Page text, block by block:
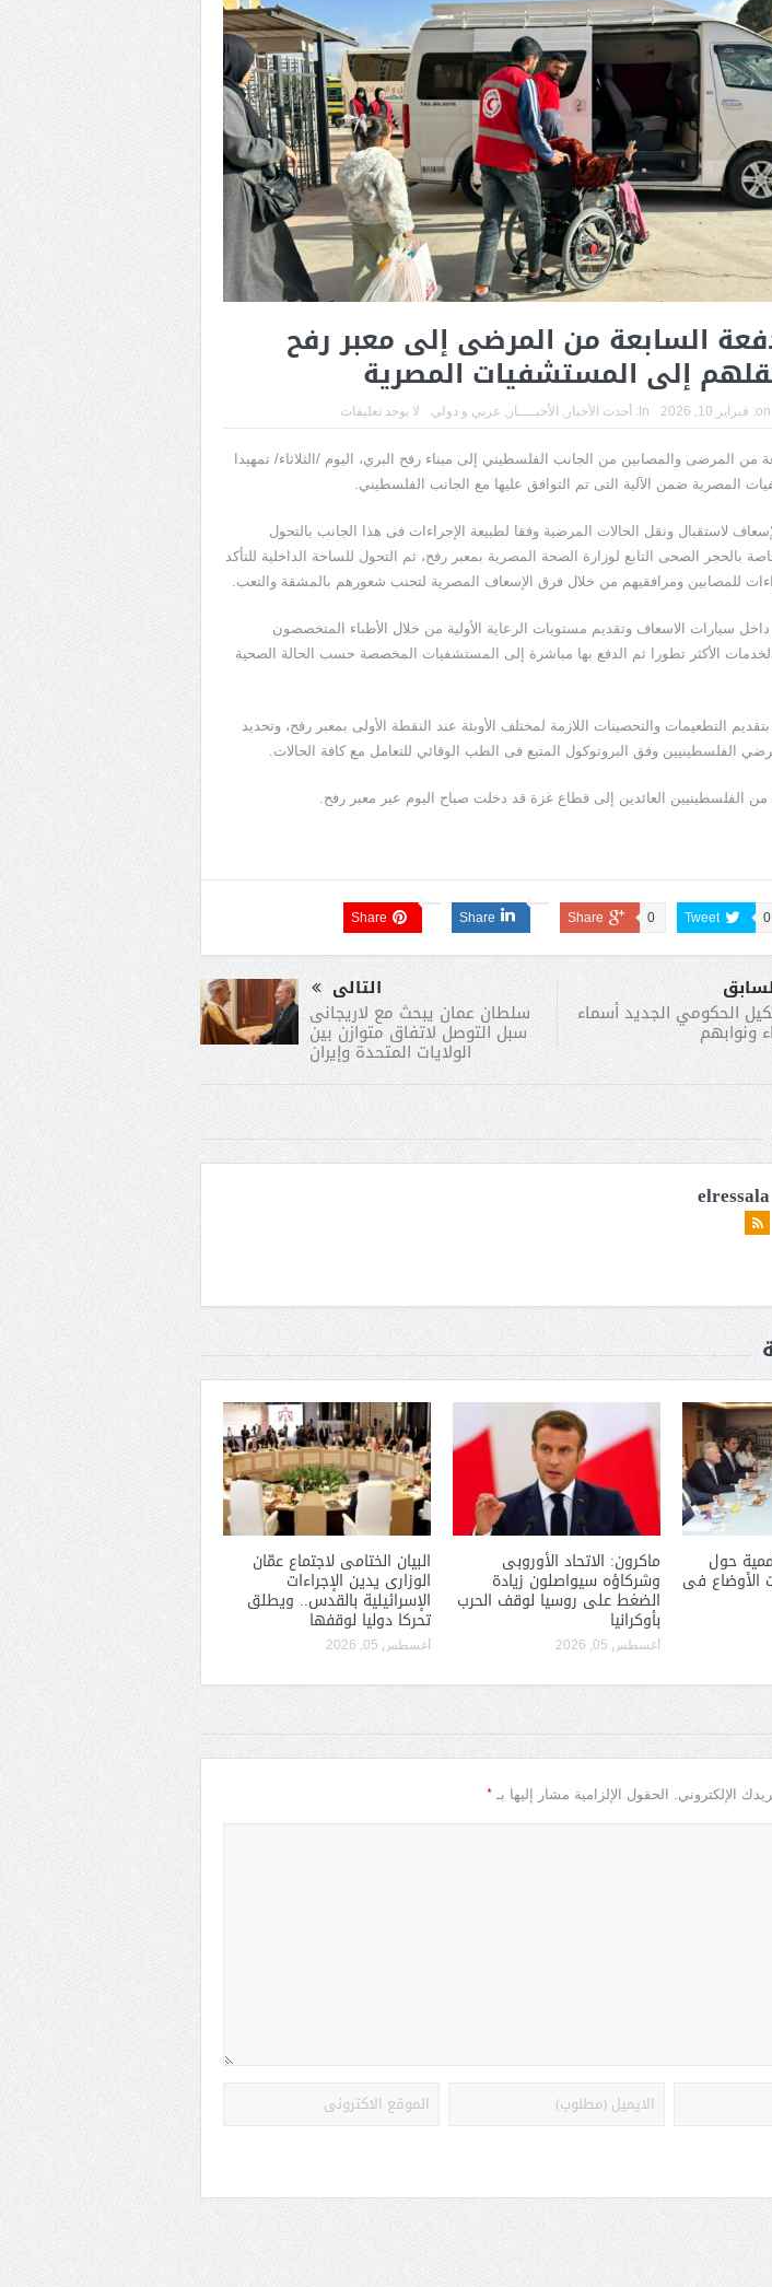
السابعة من المرضى إلى معبر رفح
إلى المستشفيات المصرية
on: فبراير 10, 2026 In: أحدث الأخبار الأخبــــار عربي و دولي لا يوجد تعليقات
من المرضى والمصابين من الجانب الفلسطيني إلى ميناء رفح البري، اليوم /الثلاثاء/ تمهيدا
المصرية ضمن الآلية التى تم التوافق عليها مع الجانب الفلسطيني.
لاستقبال ونقل الحالات المرضية وفقا لطبيعة الإجراءات فى هذا الجانب بالتحول
بالحجر الصحى التابع لوزارة الصحة المصرية بمعبر رفح، ثم التحول للساحة الداخلية للتأكد
للمصابين ومرافقيهم من خلال فرق الإسعاف المصرية لتجنب شعورهم بالمشقة والتعب.
سيارات الاسعاف وتقديم مستويات الرعاية الأولية من خلال الأطباء المتخصصون
الخدمات الأكثر تطورا ثم الدفع بها مباشرة إلى المستشفيات المخصصة حسب الحالة الصحية
التطعيمات والتحصينات اللازمة لمختلف الأوبئة عند النقطة الأولى بمعبر رفح، وتحديد
الفلسطينيين وفق البروتوكول المتبع فى الطب الوقائي للتعامل مع كافة الحالات.
الفلسطينيين العائدين إلى قطاع غزة قد دخلت صباح اليوم عبر معبر رفح.
Tweet 0
Share 0
Share
Share
الحكومي الجديد أسماء
ونوابهم
التالى
سلطان عمان يبحث مع لاريجانى
سبل التوصل لاتفاق متوازن بين
الولايات المتحدة وإيران
elressala
حول
الأوضاع فى
ماكرون: الاتحاد الأوروبى
وشركاؤه سيواصلون زيادة
الضغط على روسيا لوقف الحرب
بأوكرانيا
أغسطس 05, 2026
البيان الختامى لاجتماع عمّان
الوزارى يدين الإجراءات
الإسرائيلية بالقدس.. ويطلق
تحركا دوليا لوقفها
أغسطس 05, 2026
الإلكتروني. الحقول الإلزامية مشار إليها بـ *